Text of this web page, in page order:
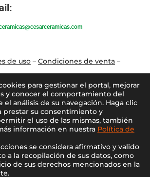
de uso– Condiciones de venta–
Política de privacidad –Política
de cookies
–Conócenos –Mi Cuenta
para gestionar el portal, mejorar
y conocer el comportamiento del
el análisis de su navegación. Haga clic
prestar su consentimiento y
el uso de las mismas, también
información en nuestra Política de
se considera afirmativo y valido
a la recopilación de sus datos, como
de sus derechos mencionados en la